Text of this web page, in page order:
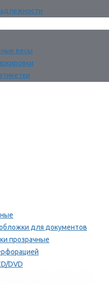
весы
для документов
прозрачные
DVD